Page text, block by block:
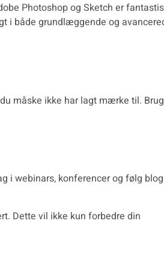
Photoshop og Sketch er
i både grundlæggende og
måske ikke har lagt mærke til. Brug
i webinars, konferencer og følg
Dette vil ikke kun forbedre din